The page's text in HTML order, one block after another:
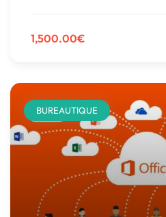
1,500.00€
BUREAUTIQUE